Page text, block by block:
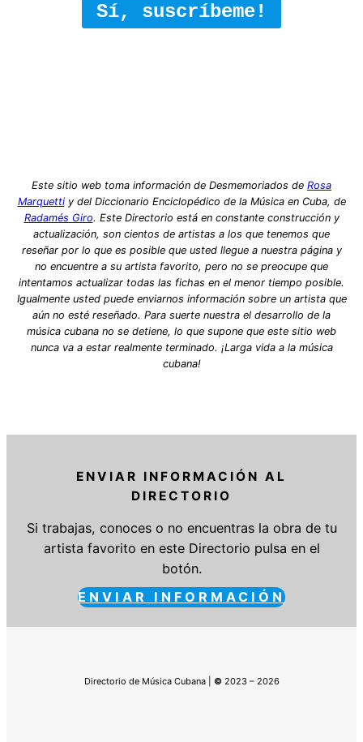
Sí, suscríbeme!
Este sitio web toma información de Desmemoriados de Rosa
Marquettiy del Diccionario Enciclopédico de la Música en Cuba, de
Radamés Giro. Este Directorio está en constante construcción y
actualización, son cientos de artistas a los que tenemos que
reseñar por lo que es posible que usted llegue a nuestra página y
no encuentre a su artista favorito, pero no se preocupe que
intentamos actualizar todas las fichas en el menor tiempo posible.
Igualmente usted puede enviarnos información sobre un artista que
aún no esté reseñado. Para suerte nuestra el desarrollo de la
música cubana no se detiene, lo que supone que este sitio web
nunca va a estar realmente terminado. ¡Larga vida a la música
cubana!
ENVIAR INFORMACIÓN AL
DIRECTORIO
Si trabajas, conoces o no encuentras la obra de tu
artista favorito en este Directorio pulsa en el
botón.
ENVIAR INFORMACIÓN
Directorio de Música Cubana | © 2023 – 2026